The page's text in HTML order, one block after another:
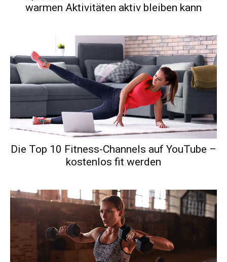
warmen Aktivitäten aktiv bleiben kann
Die Top 10 Fitness-Channels auf YouTube –
kostenlos fit werden